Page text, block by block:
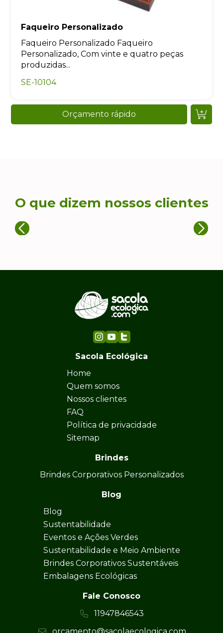
Faqueiro Personalizado
Faqueiro Personalizado Faqueiro
Personalizado, Com vinte e quatro peças
produzidas...
SE-10104
Orçamento rápido
O que dizem nossos clientes
Sacola Ecológica
Home
Quem somos
Nossos clientes
FAQ
Política de privacidade
Sitemap
Brindes
Brindes Corporativos Personalizados
Blog
Blog
Sustentabilidade
Eventos e Ações Verdes
Sustentabilidade e Meio Ambiente
Brindes Corporativos Sustentáveis
Embalagens Ecológicas
Fale Conosco
11947846543